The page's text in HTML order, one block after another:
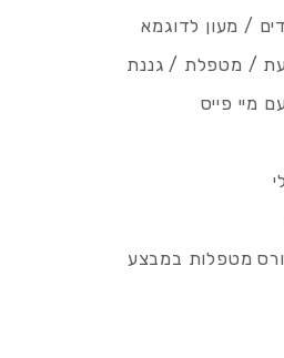
/ מעון לדוגמא
/ מטפלת / גננת
מיי פייס
מטפלות במבצע